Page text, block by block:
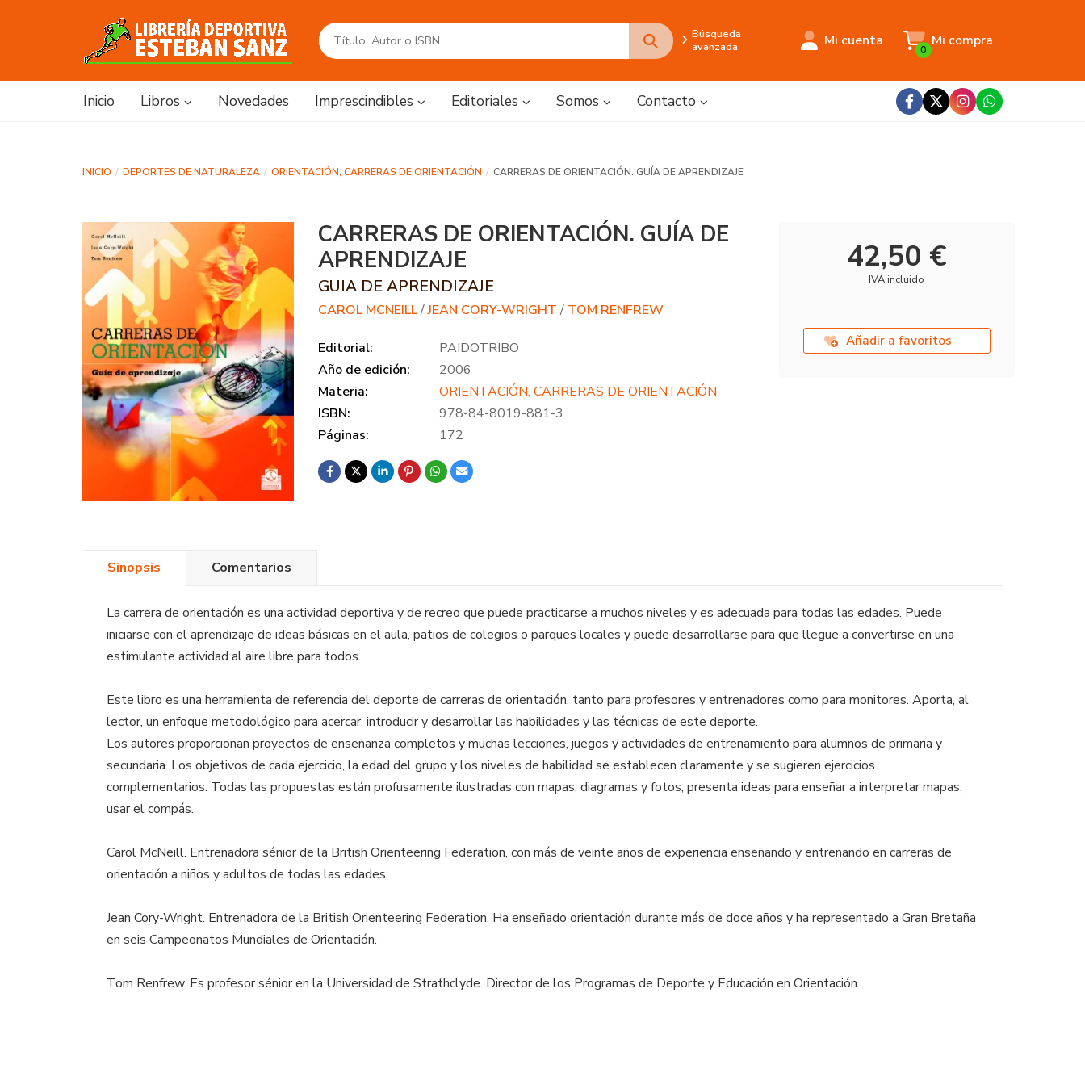
Búsqueda
avanzada
Mi cuenta Mi compra
0
Inicio Libros Novedades Imprescindibles Editoriales Somos Contacto
INICIO DEPORTES DE NATURALEZA ORIENTACIÓN, CARRERAS DE ORIENTACIÓN CARRERAS DE ORIENTACIÓN. GUÍA DE APRENDIZAJE
CARRERAS DE ORIENTACIÓN. GUÍA DE
APRENDIZAJE
GUIA DE APRENDIZAJE
CAROL MCNEILL/JEAN CORY-WRIGHT / TOM RENFREW
Editorial:
PAIDOTRIBO
Año de edición:
2006
Materia:
ORIENTACIÓN, CARRERAS DE ORIENTACIÓN
ISBN:
978-84-8019-881-3
Páginas:
172
42,50 €
IVA incluido
Añadir a favoritos
Sinopsis Comentarios
La carrera de orientación es una actividad deportiva y de recreo que puede practicarse a muchos niveles y es adecuada para todas las edades. Puede
iniciarse con el aprendizaje de ideas básicas en el aula, patios de colegios o parques locales y puede desarrollarse para que llegue a convertirse en una
estimulante actividad al aire libre para todos.
Este libro es una herramienta de referencia del deporte de carreras de orientación, tanto para profesores y entrenadores como para monitores. Aporta, al
lector, un enfoque metodológico para acercar, introducir y desarrollar las habilidades y las técnicas de este deporte.
Los autores proporcionan proyectos de enseñanza completos y muchas lecciones, juegos y actividades de entrenamiento para alumnos de primaria y
secundaria. Los objetivos de cada ejercicio, la edad del grupo y los niveles de habilidad se establecen claramente y se sugieren ejercicios
complementarios. Todas las propuestas están profusamente ilustradas con mapas, diagramas y fotos, presenta ideas para enseñar a interpretar mapas,
usar el compás.
Carol McNeill. Entrenadora sénior de la British Orienteering Federation, con más de veinte años de experiencia enseñando y entrenando en carreras de
orientación a niños y adultos de todas las edades.
Jean Cory-Wright. Entrenadora de la British Orienteering Federation. Ha enseñado orientación durante más de doce años y ha representado a Gran Bretaña
en seis Campeonatos Mundiales de Orientación.
Tom Renfrew. Es profesor sénior en la Universidad de Strathclyde. Director de los Programas de Deporte y Educación en Orientación.